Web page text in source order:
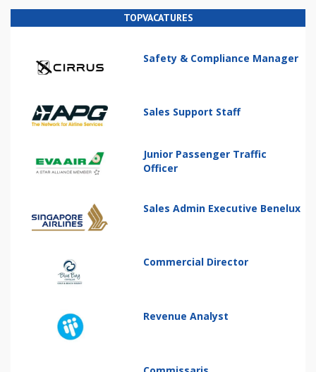
TOPVACATURES
Safety & Compliance Manager
Sales Support Staff
Junior Passenger Traffic
Officer
Sales Admin Executive Benelux
Commercial Director
Revenue Analyst